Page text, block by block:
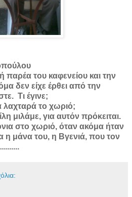
παρέα του καφενείου και την
δεν είχε έρθει από την
Τι έγινε;
λαχταρά το χωριό;
μιλάμε, για αυτόν πρόκειται.
στο χωριό, όταν ακόμα ήταν
η μάνα του, η Bγενιά, που τον